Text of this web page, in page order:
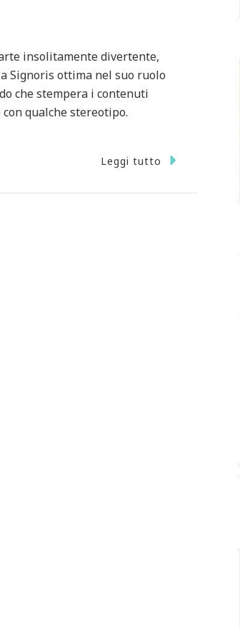
insolitamente divertente,
Signoris ottima nel suo ruolo
che stempera i contenuti
qualche stereotipo.
Leggi tutto